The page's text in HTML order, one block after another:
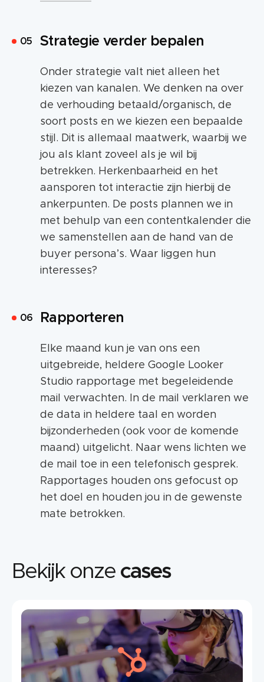
Strategie verder bepalen
Onder strategie valt niet alleen het
kiezen van kanalen. We denken na over
de verhouding betaald/organisch, de
soort posts en we kiezen een bepaalde
stijl. Dit is allemaal maatwerk, waarbij we
jou als klant zoveel als je wil bij
betrekken. Herkenbaarheid en het
aansporen tot interactie zijn hierbij de
ankerpunten. De posts plannen we in
met behulp van een contentkalender die
we samenstellen aan de hand van de
buyer persona’s. Waar liggen hun
interesses?
Rapporteren
Elke maand kun je van ons een
uitgebreide, heldere Google Looker
Studio rapportage met begeleidende
mail verwachten. In de mail verklaren we
de data in heldere taal en worden
bijzonderheden (ook voor de komende
maand) uitgelicht. Naar wens lichten we
de mail toe in een telefonisch gesprek.
Rapportages houden ons gefocust op
het doel en houden jou in de gewenste
mate betrokken.
Bekijk onze cases